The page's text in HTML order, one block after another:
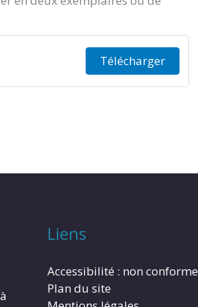
Télécharger
Liens
Accessibilité : non conforme
Plan du site